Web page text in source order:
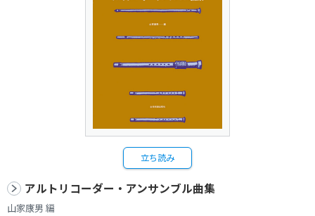
立ち読み
アルトリコーダー・アンサンブル曲集
山家康男 編